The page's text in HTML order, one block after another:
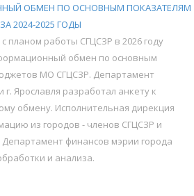
ОБМЕН ПО ОСНОВНЫМ ПОКАЗАТЕЛЯМ
2024-2025 ГОДЫ
планом работы СГЦСЗР в 2026 году
обмен по основным
МО СГЦСЗР. Департамент
Ярославля разработал анкету к
обмену. Исполнительная дирекция
из городов - членов СГЦСЗР и
финансов мэрии города
и анализа.